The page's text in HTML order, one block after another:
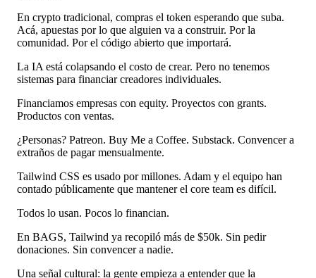
En crypto tradicional, compras el token esperando que suba.
Acá, apuestas por lo que alguien va a construir. Por la
comunidad. Por el código abierto que importará.
La IA está colapsando el costo de crear. Pero no tenemos
sistemas para financiar creadores individuales.
Financiamos empresas con equity. Proyectos con grants.
Productos con ventas.
¿Personas? Patreon. Buy Me a Coffee. Substack. Convencer a
extraños de pagar mensualmente.
Tailwind CSS es usado por millones. Adam y el equipo han
contado públicamente que mantener el core team es difícil.
Todos lo usan. Pocos lo financian.
En BAGS, Tailwind ya recopiló más de $50k. Sin pedir
donaciones. Sin convencer a nadie.
Una señal cultural: la gente empieza a entender que la